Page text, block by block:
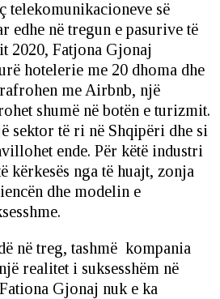
telekomunikacioneve së
edhe në tregun e pasurive të
2020, Fatjona Gjonaj
hotelerie me 20 dhoma dhe
me Airbnb, një
shumë në botën e turizmit.
sektor të ri në Shqipëri dhe si
ende. Për këtë industri
kërkesës nga të huajt, zonja
dhe modelin e
në treg, tashmë kompania
realitet i suksesshëm në
Gjonaj nuk e ka